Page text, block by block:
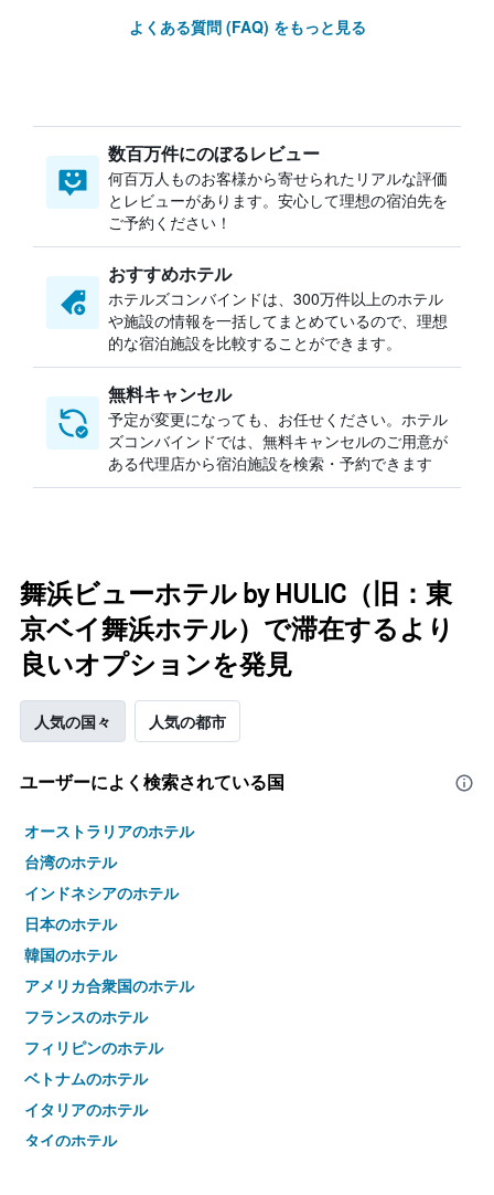
よくある質問 (FAQ) をもっと見る
数百万件にのぼるレビュー
何百万人ものお客様から寄せられたリアルな評価
とレビューがあります。安心して理想の宿泊先を
ご予約ください！
おすすめホテル
ホテルズコンバインドは、300万件以上のホテル
や施設の情報を一括してまとめているので、理想
的な宿泊施設を比較することができます。
無料キャンセル
予定が変更になっても、お任せください。ホテル
ズコンバインドでは、無料キャンセルのご用意が
ある代理店から宿泊施設を検索・予約できます
舞浜ビューホテル by HULIC（旧：東
京ベイ舞浜ホテル）で滞在するより
良いオプションを発見
人気の国々 人気の都市
ユーザーによく検索されている国
オーストラリアのホテル
台湾のホテル
インドネシアのホテル
日本のホテル
韓国のホテル
アメリカ合衆国のホテル
フランスのホテル
フィリピンのホテル
ベトナムのホテル
イタリアのホテル
タイのホテル